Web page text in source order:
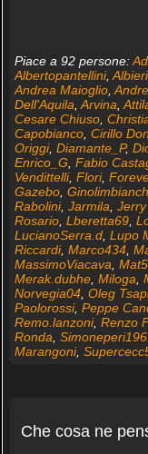
Piace a 92 persone:
Albertopantellini,
Andrea Maioglio,
Dell'Aquila Arvina
Cesare Chiuso,
Capobianco, Cirillo
Origgi, Diamante_P,
Enrico_G Fabio
Vendittelli, Flori,
Gazebo,
Rabolini, Jarmila
Rosario, Lberetta69,
LucianoSerra.d, Lupo
Riccardi, Marco434,
MassimoViacava
Merak.dubhe, Miloga
Norvegia04, Oleg
Paolorossi, Peppe
Remo.lanzoni, Renzo
Ronda
Marangoni,
Che cosa ne